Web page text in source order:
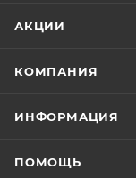
АКЦИИ
КОМПАНИЯ
ИНФОРМАЦИЯ
ПОМОЩЬ